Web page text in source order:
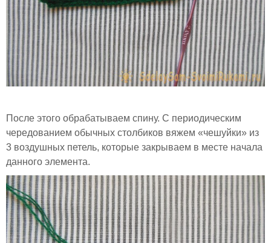
После этого обрабатываем спину. С периодическим
чередованием обычных столбиков вяжем «чешуйки» из
3 воздушных петель, которые закрываем в месте начала
данного элемента.